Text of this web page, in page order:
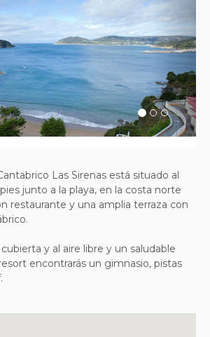
Next
Las Sirenas está situado al
junto a la playa, en la costa norte
restaurante y una amplia terraza con
y al aire libre y un saludable
encontrarás un gimnasio, pistas